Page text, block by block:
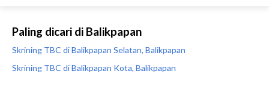
Paling dicari di Balikpapan
Skrining TBC di Balikpapan Selatan, Balikpapan
Skrining TBC di Balikpapan Kota, Balikpapan